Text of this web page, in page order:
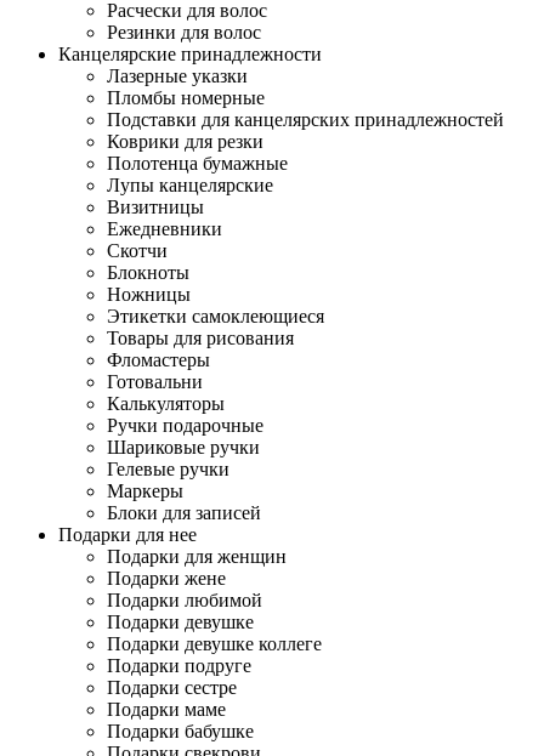
Расчески для волос
Резинки для волос
Канцелярские принадлежности
Лазерные указки
Пломбы номерные
Подставки для канцелярских принадлежностей
Коврики для резки
Полотенца бумажные
Лупы канцелярские
Визитницы
Ежедневники
Скотчи
Блокноты
Ножницы
Этикетки самоклеющиеся
Товары для рисования
Фломастеры
Готовальни
Калькуляторы
Ручки подарочные
Шариковые ручки
Гелевые ручки
Маркеры
Блоки для записей
Подарки для нее
Подарки для женщин
Подарки жене
Подарки любимой
Подарки девушке
Подарки девушке коллеге
Подарки подруге
Подарки сестре
Подарки маме
Подарки бабушке